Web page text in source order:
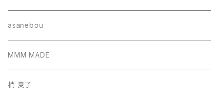
帽子
サコッシュ
巾着バッグ
asanebou
MMM MADE
梢 夏子